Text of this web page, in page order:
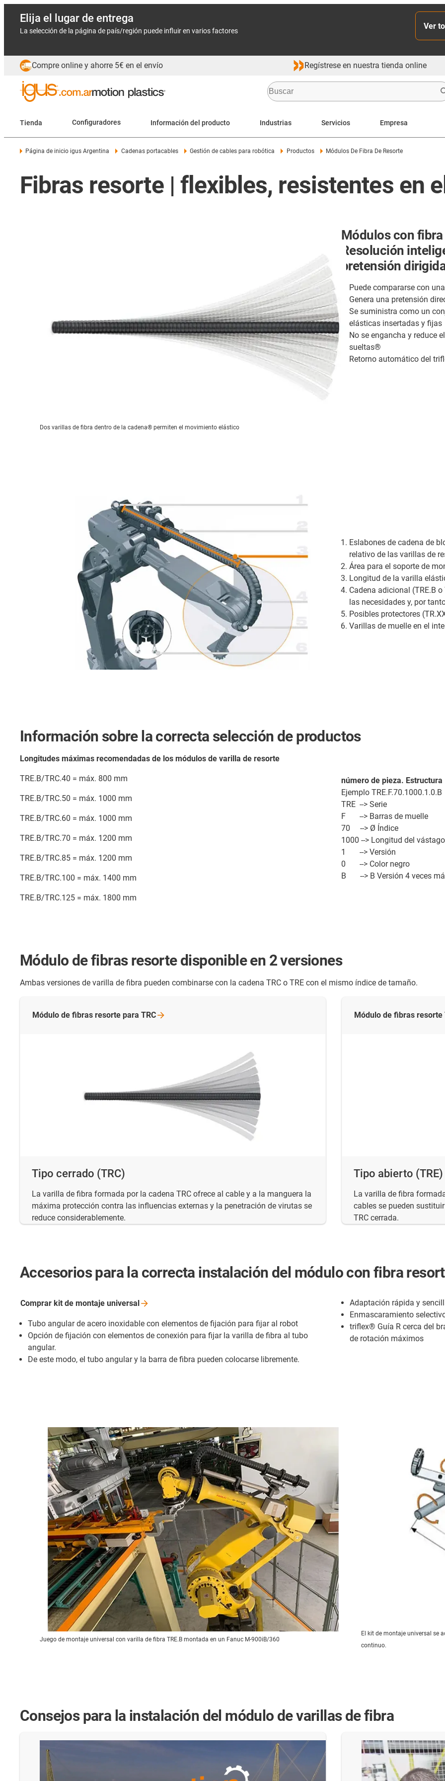
Elija el lugar de entrega
La selección de la página de país/región puede influir en varios factores
Ver
Compre online y ahorre 5€ en el envío Regístrese en nuestra tienda online
Tienda Configuradores Información del producto Industrias Servicios Empresa
Página de inicio igus Argentina Cadenas portacables Gestión de cables para robótica Productos Módulos De Fibra De Resorte
Fibras resorte | flexibles, resistentes en
Dos varillas de fibra dentro de la cadena® permiten el movimiento elástico
Módulos con fibra
Resolución
pretensión
Puede compararse con
Genera una pretensión
Se suministra como un
elásticas insertadas y fijas
No se engancha y reduce
sueltas®
Retorno automático del
Eslabones de cadena de
relativo de las varillas de
Área para el soporte de
Longitud de la varilla
Cadena adicional (TRE.B
las necesidades y, por
Posibles protectores
Varillas de muelle en el
Información sobre la correcta selección de productos
Longitudes máximas recomendadas de los módulos de varilla de resorte
TRE.B/TRC.40 = máx. 800 mm
TRE.B/TRC.50 = máx. 1000 mm
TRE.B/TRC.60 = máx. 1000 mm
TRE.B/TRC.70 = máx. 1200 mm
TRE.B/TRC.85 = máx. 1200 mm
TRE.B/TRC.100 = máx. 1400 mm
TRE.B/TRC.125 = máx. 1800 mm
número de pieza. Estructura
Ejemplo TRE.F.70.1000.1.0.B
TRE --> Serie
F --> Barras de muelle
70 --> Ø Índice
1000 --> Longitud del vástago
1 --> Versión
0 --> Color negro
B --> B Versión 4 veces
Módulo de fibras resorte disponible en 2 versiones
Ambas versiones de varilla de fibra pueden combinarse con la cadena TRC o TRE con el mismo índice de tamaño.
Tipo cerrado (TRC)
La varilla de fibra formada por la cadena TRC ofrece al cable y a la manguera la
máxima protección contra las influencias externas y la penetración de virutas se
reduce considerablemente.
Módulo de fibras resorte para TRC
Tipo abierto (TRE)
La varilla de fibra
cables se pueden
TRC cerrada.
Módulo de fibras resorte
Accesorios para la correcta instalación del módulo con fibra
Tubo angular de acero inoxidable con elementos de fijación para fijar al robot
Opción de fijación con elementos de conexión para fijar la varilla de fibra al tubo
angular.
De este modo, el tubo angular y la barra de fibra pueden colocarse libremente.
Comprar kit de montaje universal
Adaptación rápida y
Enmascaramiento
triflex® Guía R cerca del
de rotación máximos
Juego de montaje universal con varilla de fibra TRE.B montada en un Fanuc M-900iB/360
El kit de montaje universal se
continuo.
Consejos para la instalación del módulo de varillas de fibra